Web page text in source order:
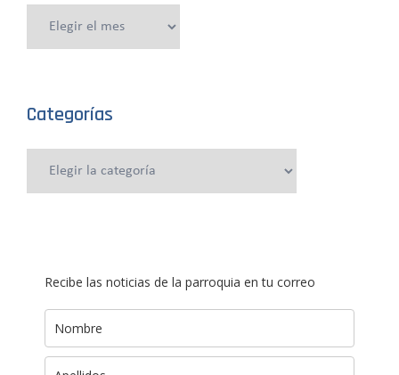
Categorías
Recibe las noticias de la parroquia en tu correo